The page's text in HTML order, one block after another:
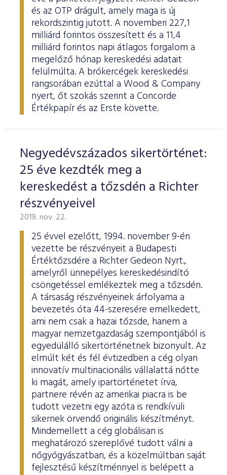
és az OTP drágult, amely maga is új
rekordszintig jutott. A novemberi 227,1
milliárd forintos összesített és a 11,4
milliárd forintos napi átlagos forgalom a
megelőző hónap kereskedési adatait
felülmúlta. A brókercégek kereskedési
rangsorában ezúttal a Wood & Company
nyert, őt szokás szerint a Concorde
Értékpapír és az Erste követte.
Negyedévszázados sikertörténet:
25 éve kezdték meg a
kereskedést a tőzsdén a Richter
részvényeivel
2019. nov. 22.
25 évvel ezelőtt, 1994. november 9-én
vezette be részvényeit a Budapesti
Értéktőzsdére a Richter Gedeon Nyrt.,
amelyről ünnepélyes kereskedésindító
csöngetéssel emlékeztek meg a tőzsdén.
A társaság részvényeinek árfolyama a
bevezetés óta 44-szeresére emelkedett,
ami nem csak a hazai tőzsde, hanem a
magyar nemzetgazdaság szempontjából is
egyedülálló sikertörténetnek bizonyult. Az
elmúlt két és fél évtizedben a cég olyan
innovatív multinacionális vállalattá nőtte
ki magát, amely ipartörténetet írva,
partnere révén az amerikai piacra is be
tudott vezetni egy azóta is rendkívüli
sikernek örvendő originális készítményt.
Mindemellett a cég globálisan is
meghatározó szereplővé tudott válni a
nőgyógyászatban, és a közelmúltban saját
fejlesztésű készítménnyel is belépett a